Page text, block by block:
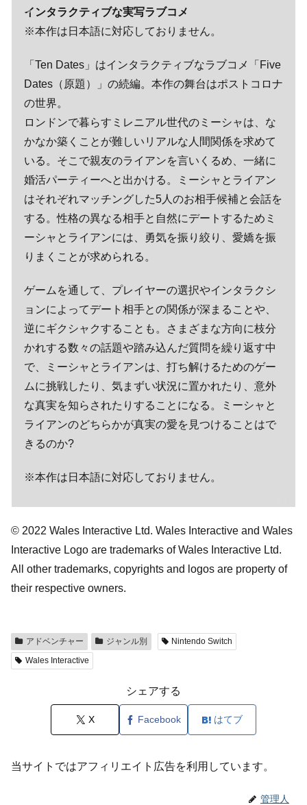
インタラクティブな実写ラブコメ
※本作は日本語に対応しておりません。
「Ten Dates」はインタラクティブなラブコメ「Five
Dates（原題）」の続編。本作の舞台はポストコロナ
の世界。
ロンドンで暮らすミレニアル世代のミーシャは、な
かなか築くことが難しいリアルな人間関係を求めて
いる。そこで親友のライアンを言いくるめ、一緒に
婚活パーティーへと出かける。ミーシャとライアン
はそれぞれマッチングした5人のお相手候補と会話を
する。性格の異なる相手と自然にデートするためミ
ーシャとライアンには、勇気を振り絞り、愛嬌を振
りまくことが求められる。
ゲームを通して、プレイヤーの選択やインタラクシ
ョンによってデート相手との関係が深まることや、
逆にギクシャクすることも。さまざまな方向に枝分
かれする数々の話題や踏み込んだ質問を繰り返す中
で、ミーシャとライアンは、打ち解けるためのゲー
ムに挑戦したり、気まずい状況に置かれたり、意外
な真実を知らされたりすることになる。ミーシャと
ライアンのどちらかが真実の愛を見つけることはで
きるのか?
※本作は日本語に対応しておりません。
© 2022 Wales Interactive Ltd. Wales Interactive and Wales
Interactive Logo are trademarks of Wales Interactive Ltd.
All other trademarks, copyrights and logos are property of
their respective owners.
アドベンチャー ジャンル別
Nintendo Switch
Wales Interactive
シェアする
X Facebook はてブ
当サイトではアフィリエイト広告を利用しています。
管理人